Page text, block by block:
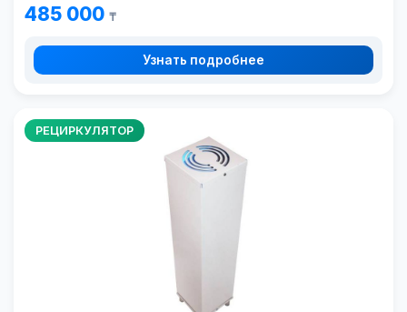
485 000 ₸
Узнать подробнее
РЕЦИРКУЛЯТОР